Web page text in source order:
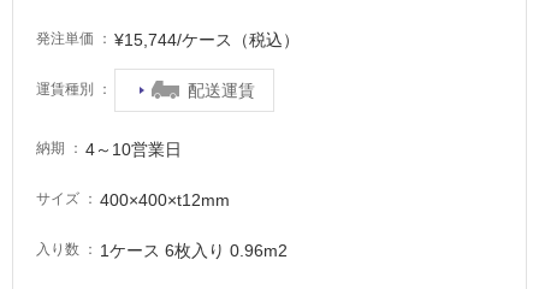
発注単価 ¥15,744/ケース（税込）
運賃種別 配送運賃
納期 4～10営業日
サイズ 400×400×t12mm
入り数 1ケース 6枚入り 0.96m2
床・
車
常
適